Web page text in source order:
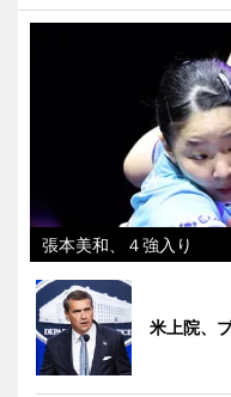
張本美和、４強入り
米上院、